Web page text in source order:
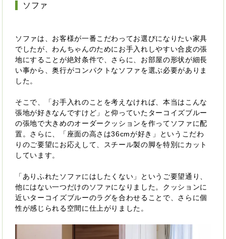
ソファ
ソファは、お客様が一番こだわってお選びになりたい家具
でしたが、わんちゃんのためにお手入れしやすい合皮の張
地にすることが絶対条件で、さらに、お部屋の形状が細長
い事から、奥行がコンパクトなソファを選ぶ必要がありま
した。
そこで、「お手入れのことを考えなければ、本当はこんな
張地が好きなんですけど」と仰っていたターコイズブルー
の張地で大きめのオーダークッションを作ってソファに配
置。さらに、「座面の高さは36cmが好き」というこだわ
りのご要望にお応えして、スチール製の脚を特別にカット
しています。
「ありふれたソファにはしたくない」というご要望通り、
他にはない一つだけのソファになりました。クッションに
近いターコイズブルーのラグを合わせることで、さらに個
性が感じられる空間に仕上がりました。